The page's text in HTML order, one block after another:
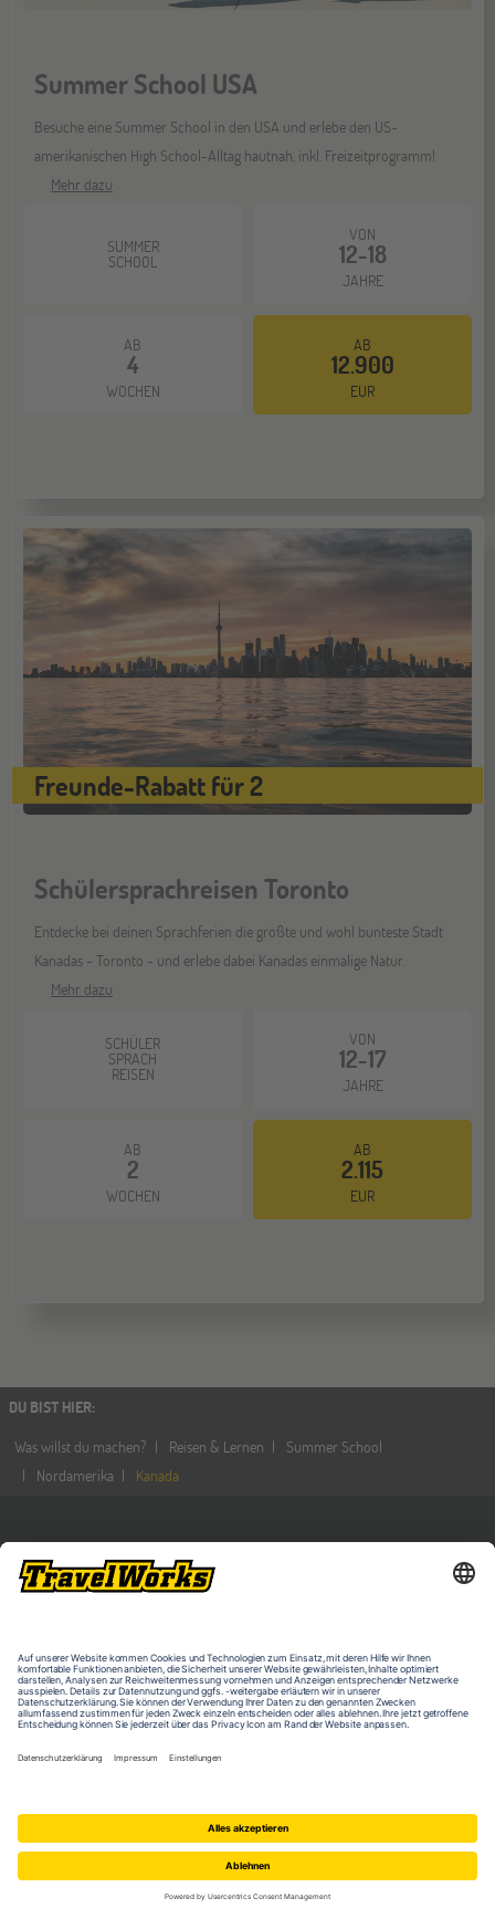
Summer School USA
Besuche eine Summer School in den USA und erlebe den US-
amerikanischen High School-Alltag hautnah, inkl. Freizeitprogramm!
Mehr dazu
SUMMER
SCHOOL
VON
12-18
JAHRE
AB
4
WOCHEN
AB
12.900
EUR
Freunde-Rabatt für 2
Schülersprachreisen Toronto
Entdecke bei deinen Sprachferien die größte und wohl bunteste Stadt
Kanadas - Toronto - und erlebe dabei Kanadas einmalige Natur.
Mehr dazu
SCHÜLER
SPRACH
REISEN
VON
12-17
JAHRE
AB
2
WOCHEN
AB
2.115
EUR
DU BIST HIER:
Was willst du machen?
Reisen & Lernen
Summer School
Nordamerika
Kanada
PROGRAMME IM ÜBERBLICK
Freiwilligenarbeit
Auslandspraktikum
Sprachreisen für Erwachsene 16-99
J.
Erlebnisreisen
Schüleraustausch
MyTravelWorks
Reisebedingungen
Datenschutz
KONTAKT
Travelplus Group GmbH